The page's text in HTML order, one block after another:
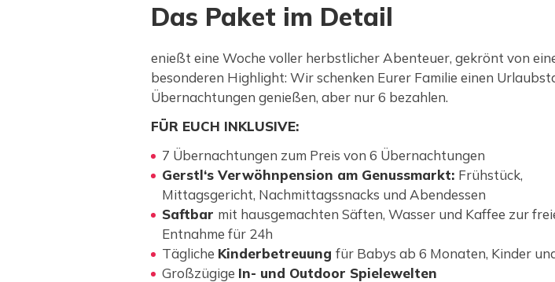
Das Paket im Detail
enießt eine Woche voller herbstlicher Abenteuer, gekrönt von
besonderen Highlight: Wir schenken Eurer Familie einen
Übernachtungen genießen, aber nur 6 bezahlen.
FÜR EUCH INKLUSIVE:
7 Übernachtungen zum Preis von 6 Übernachtungen
Gerstl‘s Verwöhnpension am Genussmarkt: Frühstück,
Mittagsgericht, Nachmittagssnacks und Abendessen
Saftbar mit hausgemachten Säften, Wasser und Kaffee zur
Entnahme für 24h
Tägliche Kinderbetreuung für Babys ab 6 Monaten, Kinder
Großzügige In- und Outdoor Spielewelten